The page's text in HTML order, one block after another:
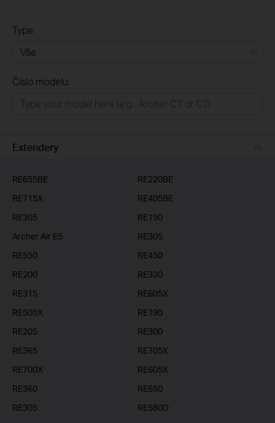
Type:
Business
Číslo modelu:
Extendery
RE655BE
RE220BE
RE715X
RE405BE
RE305
RE190
Archer Air E5
RE305
RE550
RE450
RE200
RE330
RE315
RE605X
RE505X
RE190
RE205
RE300
RE365
RE705X
RE700X
RE605X
RE360
RE650
RE305
RE580D